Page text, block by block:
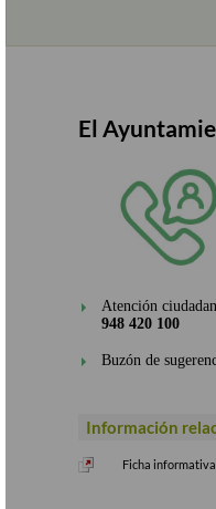
El
Atención
948 420 100
Buzón de
Información
Ficha